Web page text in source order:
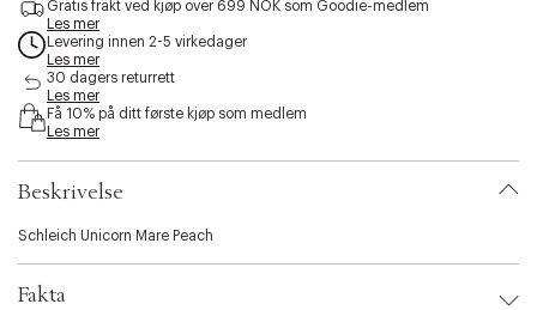
c
c
e
s
s
i
i
l
t
v
Gratis frakt ved kjøp over 699 NOK som Goodie-medlem
Les mer
Levering innen 2-5 virkedager
Les mer
30 dagers returrett
Les mer
Få 10% på ditt første kjøp som medlem
Les mer
Beskrivelse
Schleich Unicorn Mare Peach
Fakta